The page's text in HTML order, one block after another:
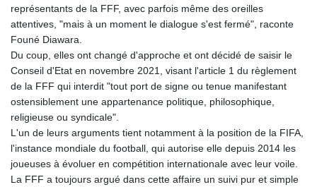
représentants de la FFF, avec parfois même des oreilles
attentives, "mais à un moment le dialogue s'est fermé", raconte
Founé Diawara.
Du coup, elles ont changé d'approche et ont décidé de saisir le
Conseil d'Etat en novembre 2021, visant l'article 1 du règlement
de la FFF qui interdit "tout port de signe ou tenue manifestant
ostensiblement une appartenance politique, philosophique,
religieuse ou syndicale".
L'un de leurs arguments tient notamment à la position de la FIFA,
l'instance mondiale du football, qui autorise elle depuis 2014 les
joueuses à évoluer en compétition internationale avec leur voile.
La FFF a toujours argué dans cette affaire un suivi pur et simple